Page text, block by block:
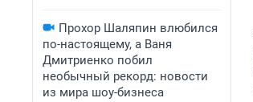
Прохор Шаляпин влюбился
по-настоящему, а Ваня
Дмитриенко побил
необычный рекорд: новости
из мира шоу-бизнеса